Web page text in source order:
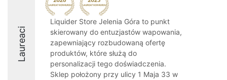
Laureaci
Liquider Store Jelenia Góra to punkt
skierowany do entuzjastów wapowania,
zapewniający rozbudowaną ofertę
produktów, które służą do
personalizacji tego doświadczenia.
Sklep położony przy ulicy 1 Maja 33 w